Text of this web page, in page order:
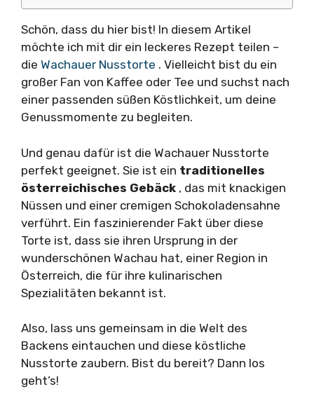
Schön, dass du hier bist! In diesem Artikel
möchte ich mit dir ein leckeres Rezept teilen –
die Wachauer Nusstorte . Vielleicht bist du ein
großer Fan von Kaffee oder Tee und suchst nach
einer passenden süßen Köstlichkeit, um deine
Genussmomente zu begleiten.
Und genau dafür ist die Wachauer Nusstorte
perfekt geeignet. Sie ist ein traditionelles
österreichisches Gebäck , das mit knackigen
Nüssen und einer cremigen Schokoladensahne
verführt. Ein faszinierender Fakt über diese
Torte ist, dass sie ihren Ursprung in der
wunderschönen Wachau hat, einer Region in
Österreich, die für ihre kulinarischen
Spezialitäten bekannt ist.
Also, lass uns gemeinsam in die Welt des
Backens eintauchen und diese köstliche
Nusstorte zaubern. Bist du bereit? Dann los
geht’s!